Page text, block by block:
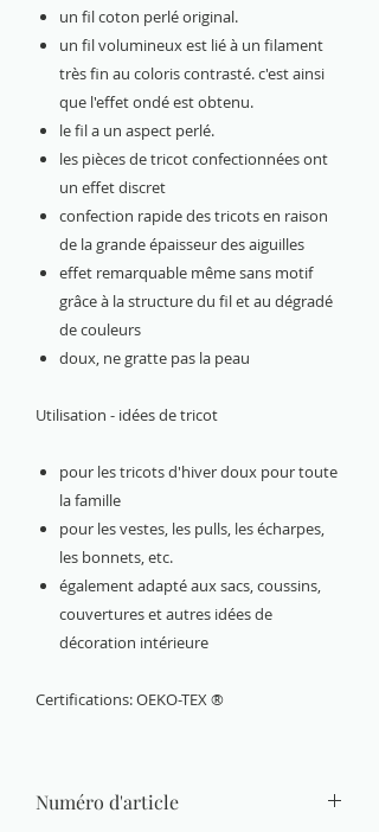
un fil coton perlé original.
un fil volumineux est lié à un filament
très fin au coloris contrasté. c'est ainsi
que l'effet ondé est obtenu.
le fil a un aspect perlé.
les pièces de tricot confectionnées ont
un effet discret
confection rapide des tricots en raison
de la grande épaisseur des aiguilles
effet remarquable même sans motif
grâce à la structure du fil et au dégradé
de couleurs
doux, ne gratte pas la peau
Utilisation - idées de tricot
pour les tricots d'hiver doux pour toute
la famille
pour les vestes, les pulls, les écharpes,
les bonnets, etc.
également adapté aux sacs, coussins,
couvertures et autres idées de
décoration intérieure
Certifications: OEKO-TEX ®
Numéro d'article